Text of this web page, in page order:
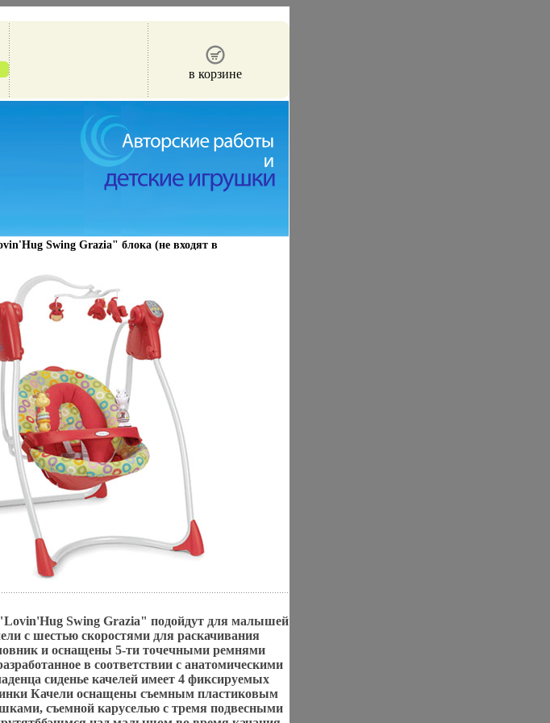
в корзине
Swing Grazia" блока (не входят в
"Lovin'Hug Swing Grazia" подойдут для малышей
с шестью скоростями для раскачивания
и оснащены 5-ти точечными ремнями
в соответствии с анатомическими
сиденье качелей имеет 4 фиксируемых
Качели оснащены съемным пластиковым
съемной каруселью с тремя подвесными